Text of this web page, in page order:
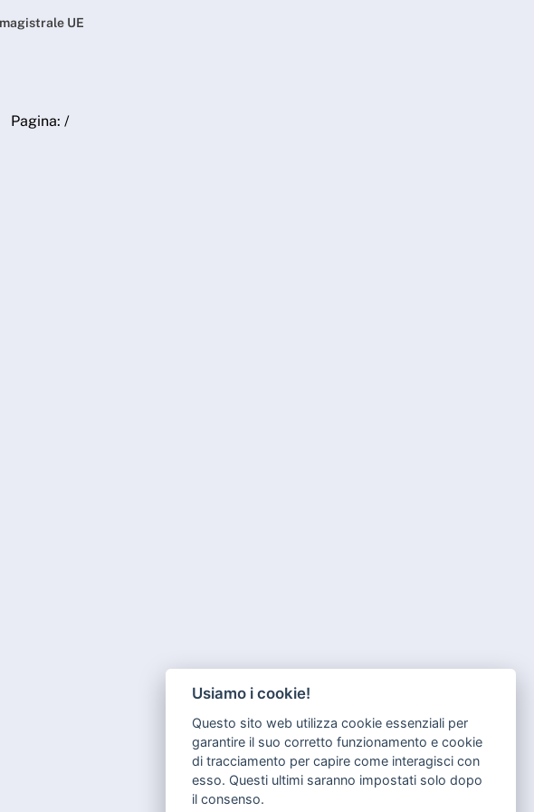
1° magistrale UE -
UE
Pagina: /
Usiamo i cookie!
Questo sito web utilizza cookie essenziali per
garantire il suo corretto funzionamento e cookie
di tracciamento per capire come interagisci con
esso. Questi ultimi saranno impostati solo dopo
il consenso.